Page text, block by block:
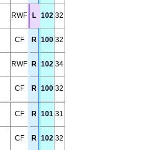
RWF L 102 32
CF R 100 32
RWF R 102 34
CF R 100 32
CF R 101 31
CF R 102 32